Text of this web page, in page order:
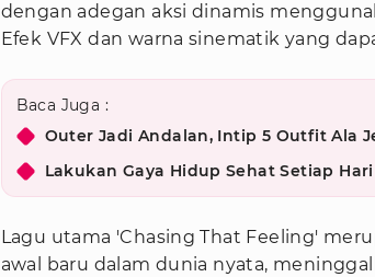
dengan adegan aksi dinamis
Efek VFX dan warna sinematik yang
Baca Juga :
Outer Jadi Andalan, Intip 5 Outfit Ala
Lakukan Gaya Hidup Sehat Setiap
Lagu utama 'Chasing That Feeling'
awal baru dalam dunia nyata,